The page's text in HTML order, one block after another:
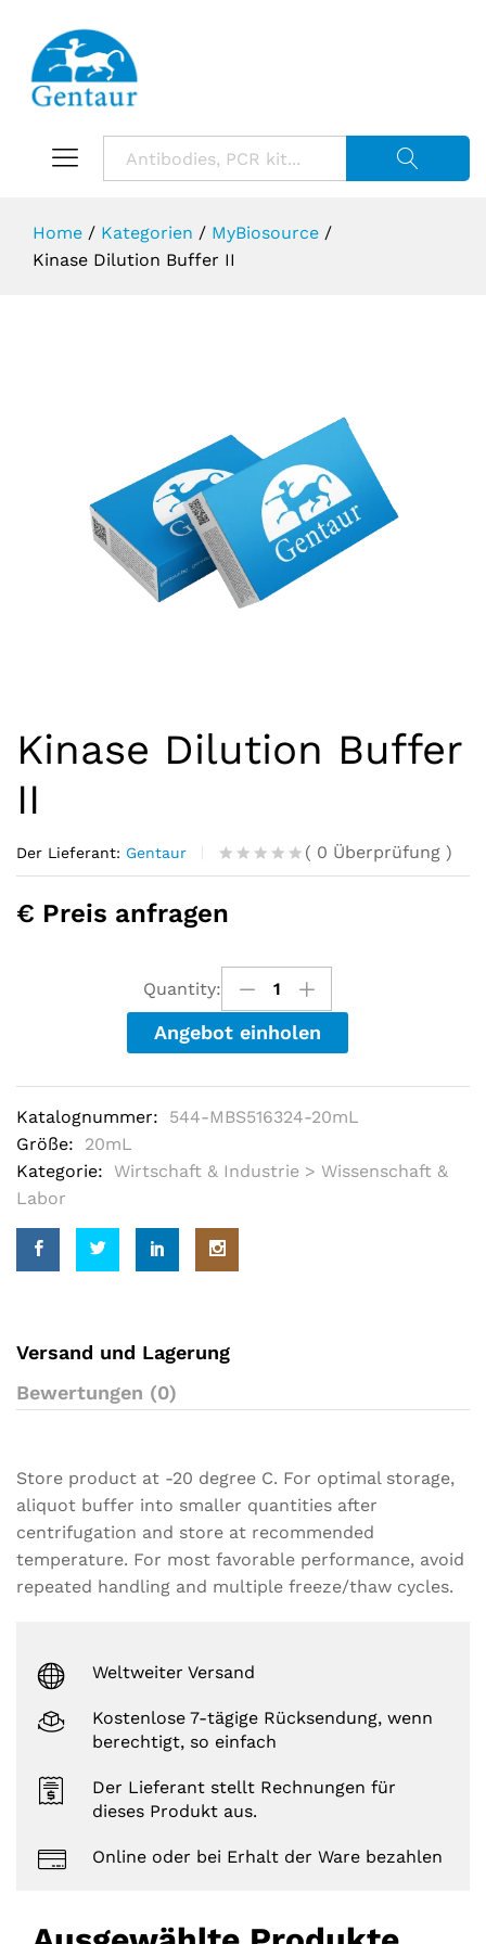
Home / Kategorien / MyBiosource /
Kinase Dilution Buffer II
Kinase Dilution Buffer
II
Der Lieferant: Gentaur
R
t
o
u
t
o
f
5
a
e
n
0
s
t
o
m
a
t
g
( 0 Überprüfung )
€ Preis anfragen
Quantity:
Angebot einholen
Katalognummer:
544-MBS516324-20mL
Größe:
20mL
Kategorie:
Wirtschaft & Industrie > Wissenschaft &
Labor
Versand und Lagerung
Bewertungen (0)
Store product at -20 degree C. For optimal storage,
aliquot buffer into smaller quantities after
centrifugation and store at recommended
temperature. For most favorable performance, avoid
repeated handling and multiple freeze/thaw cycles.
Weltweiter Versand
Kostenlose 7-tägige Rücksendung, wenn
berechtigt, so einfach
Der Lieferant stellt Rechnungen für
dieses Produkt aus.
Online oder bei Erhalt der Ware bezahlen